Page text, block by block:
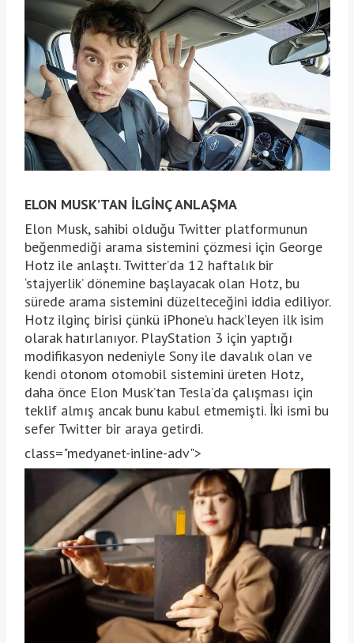
ELON MUSK’TAN İLGİNÇ ANLAŞMA
Elon Musk, sahibi olduğu Twitter platformunun
beğenmediği arama sistemini çözmesi için George
Hotz ile anlaştı. Twitter’da 12 haftalık bir
‘stajyerlik’ dönemine başlayacak olan Hotz, bu
sürede arama sistemini düzelteceğini iddia ediliyor.
Hotz ilginç birisi çünkü iPhone’u hack’leyen ilk isim
olarak hatırlanıyor. PlayStation 3 için yaptığı
modifikasyon nedeniyle Sony ile davalık olan ve
kendi otonom otomobil sistemini üreten Hotz,
daha önce Elon Musk’tan Tesla’da çalışması için
teklif almış ancak bunu kabul etmemişti. İki ismi bu
sefer Twitter bir araya getirdi.
class="medyanet-inline-adv">